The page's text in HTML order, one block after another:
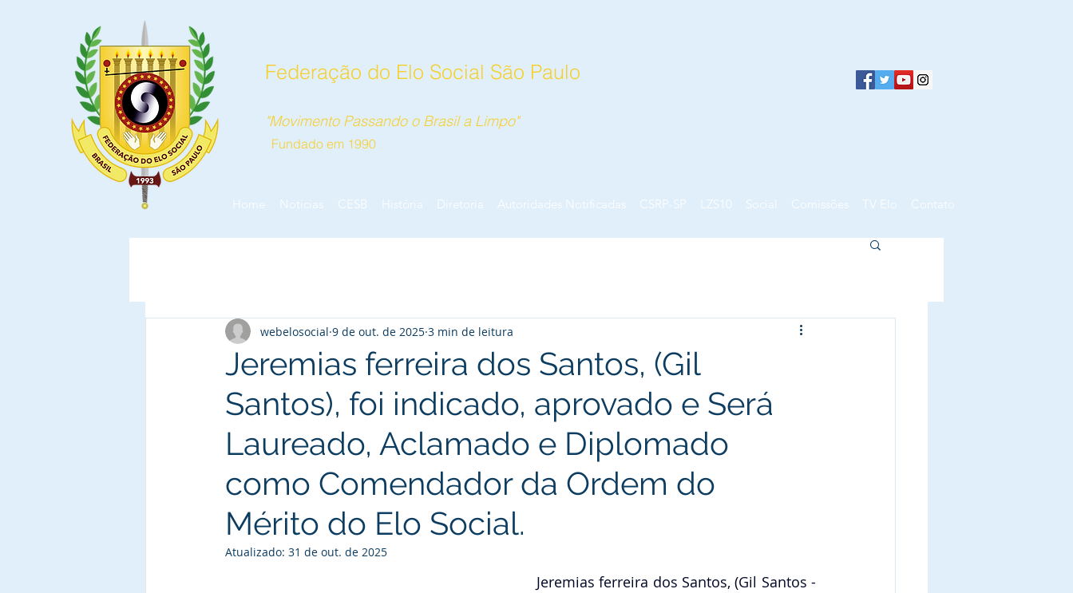
Federação do Elo Social São Paulo
"Movimento Passando o Brasil a Limpo"
Fundado em 1990
Home Notícias CESB História Diretoria Autoridades Notificadas CSRP-SP LZS10 Social Comissões TV Elo Contato
Jeremias ferreira dos Santos, (Gil
Santos), foi indicado, aprovado e Será
Laureado, Aclamado e Diplomado
como Comendador da Ordem do
Mérito do Elo Social.
webelosocial 9 de out. de 2025 3 min de leitura
Atualizado: 31 de out. de 2025
Jeremias ferreira dos Santos, (Gil Santos -